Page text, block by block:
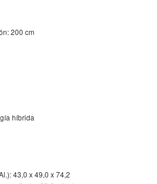
200 cm
híbrida
43,0 x 49,0 x 74,2